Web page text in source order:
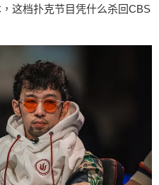
这档扑克节目凭什么杀回CBS